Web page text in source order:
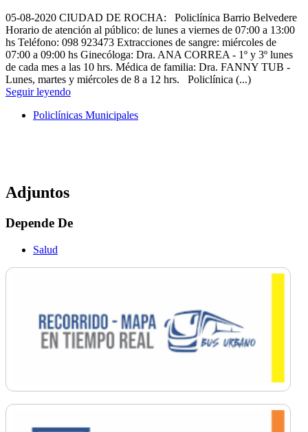
05-08-2020 CIUDAD DE ROCHA: Policlínica Barrio Belvedere
Horario de atención al público: de lunes a viernes de 07:00 a 13:00
hs Teléfono: 098 923473 Extracciones de sangre: miércoles de
07:00 a 09:00 hs Ginecóloga: Dra. ANA CORREA - 1º y 3º lunes
de cada mes a las 10 hrs. Médica de familia: Dra. FANNY TUB -
Lunes, martes y miércoles de 8 a 12 hrs. Policlínica (...)
Seguir leyendo
Policlínicas Municipales
Adjuntos
Depende De
Salud